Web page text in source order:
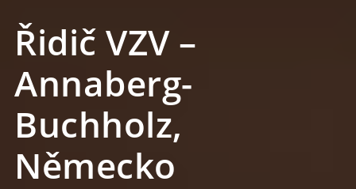
Řidič VZV –
Annaberg-
Buchholz,
Německo